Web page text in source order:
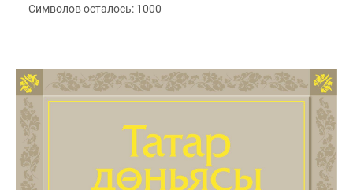
Символов осталось: 1000